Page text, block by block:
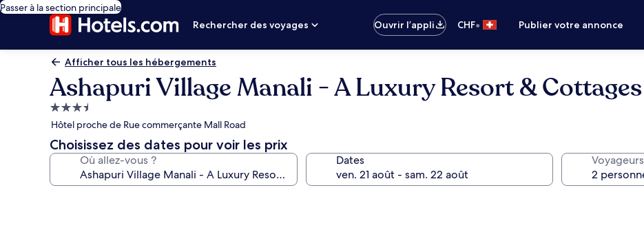
Passer à la section principale
Rechercher des voyages
Ouvrir l’appli CHF• Publier votre annonce
Afficher tous les hébergements
Ashapuri Village Manali - A Luxury Resort & Cottages
Hébergement
3.5 étoiles
Hôtel proche de Rue commerçante Mall Road
Choisissez des dates pour voir les prix
Où allez-vous ? Dates Voyageurs